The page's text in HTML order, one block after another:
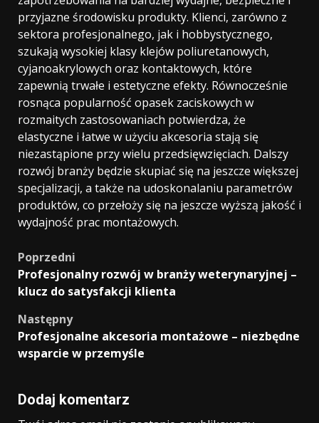
przyjazne środowisku produkty. Klienci, zarówno z
sektora profesjonalnego, jak i hobbystycznego,
szukają wysokiej klasy klejów poliuretanowych,
cyjanoakrylowych oraz kontaktowych, które
zapewnią trwałe i estetyczne efekty. Równocześnie
rosnąca popularność opasek zaciskowych w
rozmaitych zastosowaniach potwierdza, że
elastyczne i łatwe w użyciu akcesoria stają się
niezastąpione przy wielu przedsięwzięciach. Dalszy
rozwój branży będzie skupiać się na jeszcze większej
specjalizacji, a także na udoskonalaniu parametrów
produktów, co przełoży się na jeszcze wyższą jakość i
wydajność prac montażowych.
Zobacz
wpisy
Poprzedni
Profesjonalny rozwój w branży weterynaryjnej –
klucz do satysfakcji klienta
Następny
Profesjonalne akcesoria montażowe – niezbędne
wsparcie w przemyśle
Dodaj komentarz